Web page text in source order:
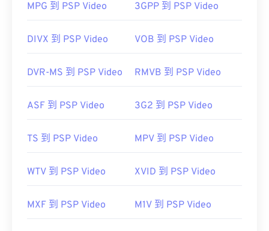
檔案大小，只需將 MTS 檔案轉換為 MP4 格式即
Cnet.com
首次發布：2006
實用連結：
http://www.blu-raydisc.com/en/languagetest.aspx
MPG 到 PSP Video 3GPP 到 PSP Video
DIVX 到 PSP Video VOB 到 PSP Video
DVR-MS 到 PSP Video RMVB 到 PSP Video
ASF 到 PSP Video 3G2 到 PSP Video
TS 到 PSP Video MPV 到 PSP Video
WTV 到 PSP Video XVID 到 PSP Video
MXF 到 PSP Video M1V 到 PSP Video